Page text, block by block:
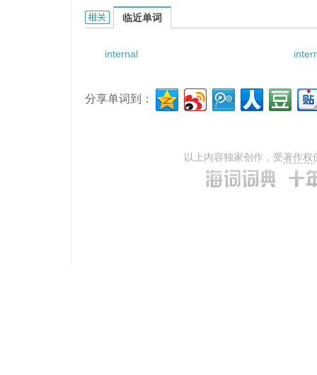
internal penetration的相关资料：
临近单词
internal
分享单词到：
以上内容独家创作，受著作权